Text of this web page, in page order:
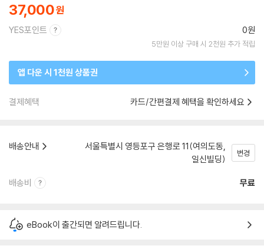
37,000
YES포인트 0원
5만원 이상 구매 시 2천원 추가 적립
앱 다운 시 1천원 상품권
결제혜택 카드/간편결제 혜택을 확인하세요
배송안내
서울특별시 영등포구 은행로 11(여의도동,
일신빌딩)
변경
배송비 무료
eBook이 출간되면 알려드립니다.